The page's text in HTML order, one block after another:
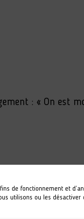
: « On est
de travail...
de fonctionnement et
utilisons ou les désactiver